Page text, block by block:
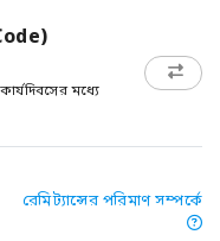
মধ্যে
রেমিট্যান্সের পরিমাণ সম্পর্কে